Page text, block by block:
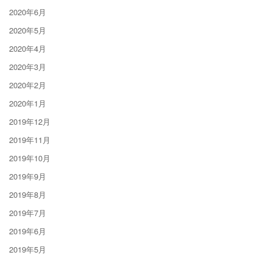
2020年6月
2020年5月
2020年4月
2020年3月
2020年2月
2020年1月
2019年12月
2019年11月
2019年10月
2019年9月
2019年8月
2019年7月
2019年6月
2019年5月